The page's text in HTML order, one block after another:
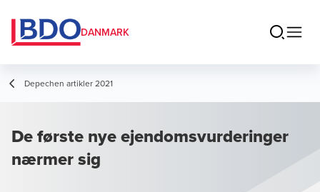
DANMARK
Depechen artikler 2021
De første nye ejendomsvurderinger
nærmer sig